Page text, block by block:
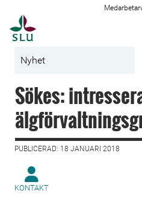
Nyhet
Sökes:
PUBLICERAD: 18 JANUARI 2018
KONTAKT